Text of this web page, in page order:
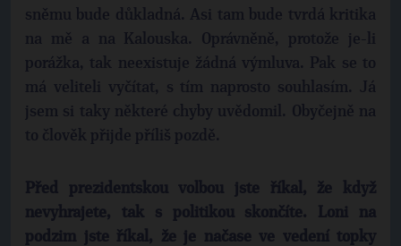
sněmu bude důkladná. Asi tam bude tvrdá kritika
na mě a na Kalouska. Oprávněně, protože je-li
porážka, tak neexistuje žádná výmluva. Pak se to
má veliteli vyčítat, s tím naprosto souhlasím. Já
jsem si taky některé chyby uvědomil. Obyčejně na
to člověk přijde příliš pozdě.
Před prezidentskou volbou jste říkal, že když
nevyhrajete, tak s politikou skončíte. Loni na
podzim jste říkal, že je načase ve vedení topky